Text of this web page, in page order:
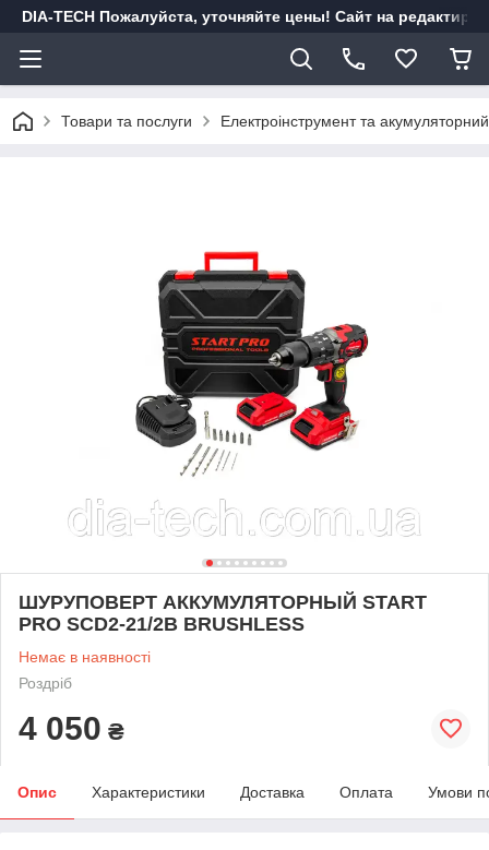
DIA-TECH Пожалуйста, уточняйте цены! Сайт на
Товари та послуги Електроінструмент та
ШУРУПОВЕРТ АККУМУЛЯТОРНЫЙ START
PRO SCD2-21/2В BRUSHLESS
Немає в наявності
Роздріб
4 050 ₴
Опис Характеристики Доставка Оплата Умови